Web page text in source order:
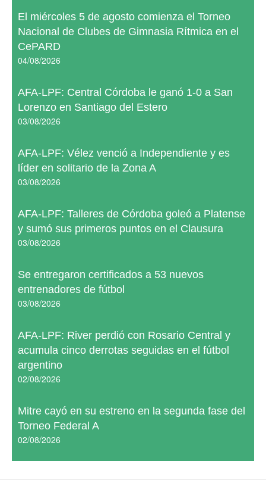
El miércoles 5 de agosto comienza el Torneo
Nacional de Clubes de Gimnasia Rítmica en el
CePARD
04/08/2026
AFA-LPF: Central Córdoba le ganó 1-0 a San
Lorenzo en Santiago del Estero
03/08/2026
AFA-LPF: Vélez venció a Independiente y es
líder en solitario de la Zona A
03/08/2026
AFA-LPF: Talleres de Córdoba goleó a Platense
y sumó sus primeros puntos en el Clausura
03/08/2026
Se entregaron certificados a 53 nuevos
entrenadores de fútbol
03/08/2026
AFA-LPF: River perdió con Rosario Central y
acumula cinco derrotas seguidas en el fútbol
argentino
02/08/2026
Mitre cayó en su estreno en la segunda fase del
Torneo Federal A
02/08/2026